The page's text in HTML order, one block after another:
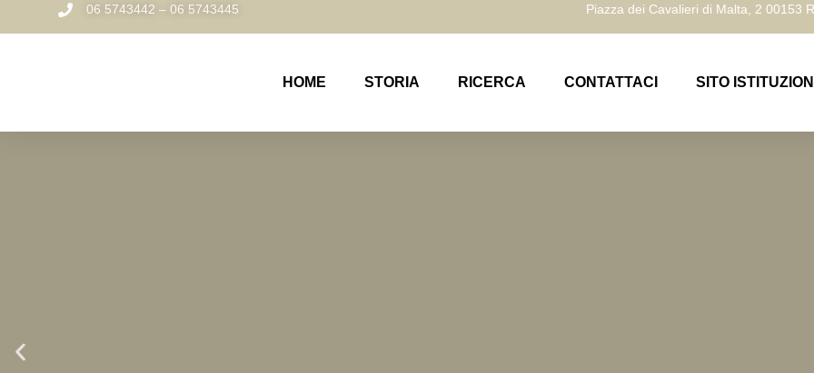
06 5743442 – 06 5743445 Piazza dei Cavalieri di Malta, 2 00153
HOME STORIA RICERCA CONTATTACI SITO